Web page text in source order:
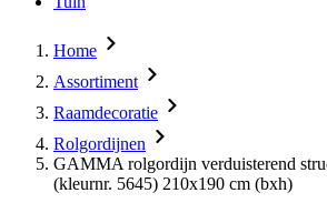
Home
Assortiment
Raamdecoratie
Rolgordijnen
GAMMA rolgordijn verduisterend
(kleurnr. 5645) 210x190 cm (bxh)